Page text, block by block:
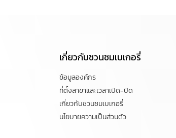
เกี่ยวกับชวนชมเบเกอรี่
ข้อมูลองค์กร
ที่ตั้งสาขาและเวลาเปิด-ปิด
เกี่ยวกับชวนชมเบเกอรี่
นโยบายความเป็นส่วนตัว